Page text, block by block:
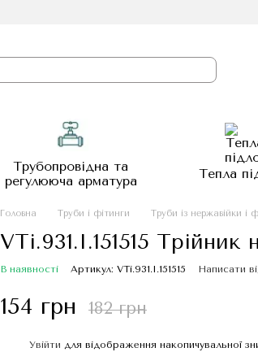
Трубопровідна та
регулююча арматура
Тепла
Головна Труби і фітинги Труби із нержавійки і
VTi.931.I.151515 Трійник
В наявності Артикул: VTi.931.I.151515 Написати
154 грн 182 грн
Увійти для відображення накопичувальної